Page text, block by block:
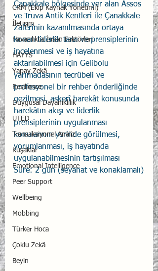
CRM (Ekip Kaynak Yönetimi)
İletişim
Havacılıkta İnsan Faktörleri
HAYYS
Yapay Zekâ
Resilience
Duygusal Dayanıklılık
UTED
Transaksiyonel Analiz
Kuşaklar
Emotional Intelligence
Peer Support
Wellbeing
Mobbing
Türker Hoca
Çoklu Zekâ
Beyin
Çanakkale bölgesinde yer alan Assos
ve Truva Antik Kentleri ile Çanakkale
Zaferinin kazanılmasında ortaya
konan liderlik tarzı ve prensiplerinin
incelenmesi ve iş hayatına
aktarılabilmesi için Gelibolu
yarımadasının tecrübeli ve
profesyonel bir rehber önderliğinde
gezilmesi, askerî harekât konusunda
harekâtın akışı ve liderlik
prensiplerinin uygulanması
konularının yerinde görülmesi,
yorumlanması, iş hayatında
uygulanabilmesinin tartışılması
Süre: 2 gün (seyahat ve konaklamalı)